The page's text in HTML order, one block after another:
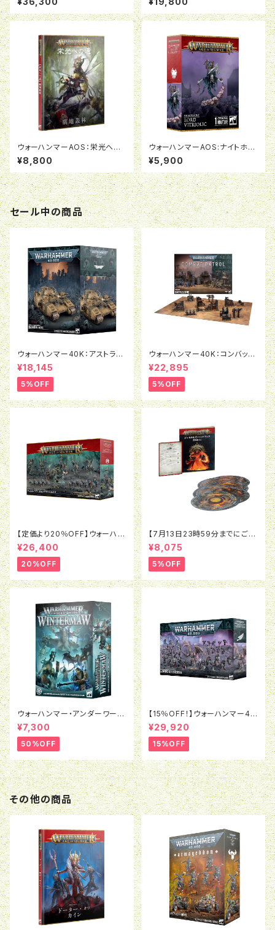
の群れ
ウォーハンマーAOS：栄光への
道：腐地叢林（日本語版）
¥8,800
ウォーハンマーAOS:ナイトホー
ント:ロード・ヴィトリオリック
¥5,900
セール中の商品
ウォーハンマー40K：アストラ・
ミリタルム：ベインブレイド
¥18,145
5%OFF
ウォーハンマー40K：コンバット
パトロール：バトルゾーン
¥22,895
5%OFF
【定価より20％OFF】ウォーハン
マーAOS:バトルフォース：オシア
ーク・ボーンリーパー：ナル・ミリ
アッドの密集陣
¥26,400
20%OFF
【7月13日23時59分までにご予
約で5％OFF】ウォーハンマーA
OS：ジェネラルズ・ハンドブック
（日本語版）
¥8,075
5%OFF
ウォーハンマー・アンダーワール
ド:ウィンターモウ（日本語版）
¥7,300
50%OFF
【15％OFF！】ウォーハンマー40
K:エンペラーズ・チルドレン・バ
トルフォース：悦楽の支配者たち
¥29,920
15%OFF
その他の商品